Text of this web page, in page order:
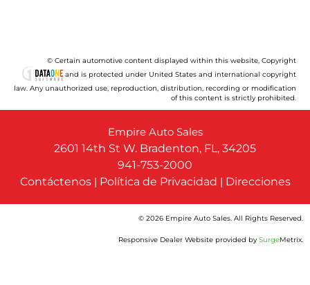
© Certain automotive content displayed within this website, Copyright
and is protected under United States and international copyright
law. Any unauthorized use, reproduction, distribution, recording or modification
of this content is strictly prohibited.
Empire Auto Sales
2601 14th St W. Bradenton, FL, 34205
941-753-2000
Contáctenos| Política de Privacidad | Direcciones
© 2026 Empire Auto Sales. All Rights Reserved.
Responsive Dealer Website provided bySurgeMetrix.